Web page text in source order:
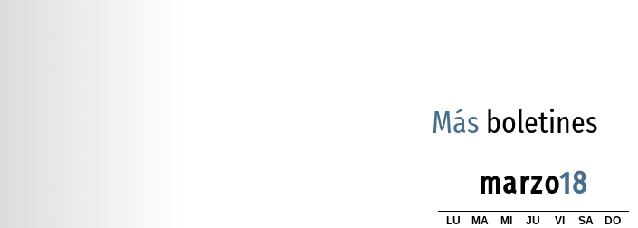
Más boletines
marzo18
LU MA MI JU VI SA DO